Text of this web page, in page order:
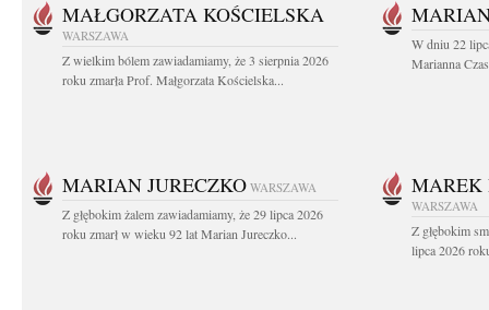
MAŁGORZATA KOŚCIELSKA
WARSZAWA
Z wielkim bólem zawiadamiamy, że 3 sierpnia 2026
roku zmarła Prof. Małgorzata Kościelska...
W dniu 22
Marianna
MARIAN JURECZKO WARSZAWA
Z głębokim żalem zawiadamiamy, że 29 lipca 2026
roku zmarł w wieku 92 lat Marian Jureczko...
MAREK
WARSZAWA
Z głębokim
lipca 2026